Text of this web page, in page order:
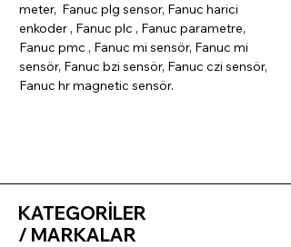
meter, Fanuc plg sensor, Fanuc harici
enkoder , Fanuc plc , Fanuc parametre,
Fanuc pmc , Fanuc mi sensör, Fanuc mi
sensör, Fanuc bzi sensör, Fanuc czi sensör,
Fanuc hr magnetic sensör.
KATEGORİLER
/ MARKALAR